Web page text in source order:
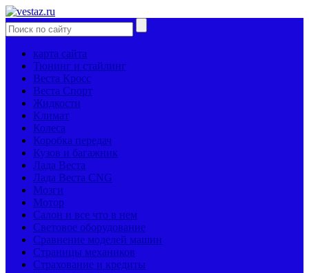
карта сайта
Тюнинг и стайлинг
Веста Кросс
Веста Спорт
Жидкости
Климат
Колеса
Коробка передач
Кузов и багажник
Лада Веста
Лада Веста CNG
Мозги
Мотор
Салон и все что в нем
Световое оборудование
Сравнение моделей машин
Страницы механиков
Страхование и кредиты